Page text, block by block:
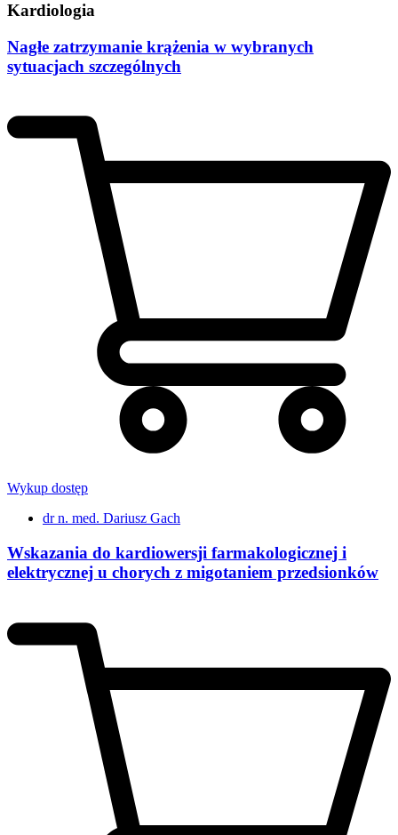
Kardiologia
Nagłe zatrzymanie krążenia w wybranych
sytuacjach szczególnych
Wykup dostęp
dr n. med. Dariusz Gach
Wskazania do kardiowersji farmakologicznej i
elektrycznej u chorych z migotaniem przedsionków